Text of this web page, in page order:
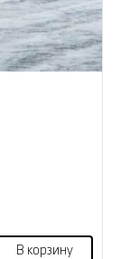
В корзину